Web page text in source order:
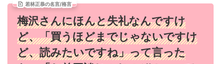
若林正恭の名言/格言
梅沢さんにほんと失礼なんですけ
ど、「買うほどまでじゃないですけ
ど、読みたいですね」って言った